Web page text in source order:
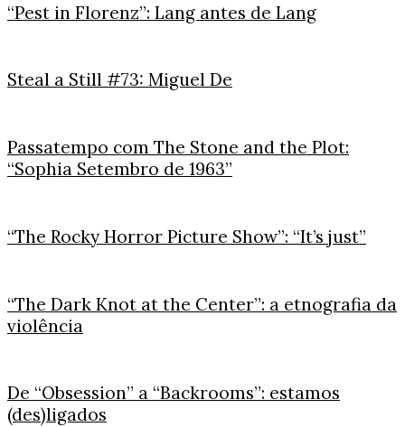
“Pest in Florenz”: Lang antes de Lang
Steal a Still #73: Miguel De
Passatempo com The Stone and the Plot:
“Sophia Setembro de 1963”
“The Rocky Horror Picture Show”: “It’s just”
“The Dark Knot at the Center”: a etnografia da
violência
De “Obsession” a “Backrooms”: estamos
(des)ligados